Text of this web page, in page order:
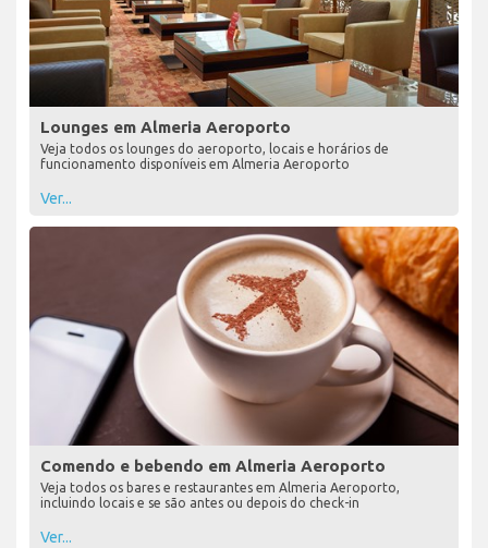
Lounges em Almeria Aeroporto
Veja todos os lounges do aeroporto, locais e horários de
funcionamento disponíveis em Almeria Aeroporto
Ver...
Comendo e bebendo em Almeria Aeroporto
Veja todos os bares e restaurantes em Almeria Aeroporto,
incluindo locais e se são antes ou depois do check-in
Ver...